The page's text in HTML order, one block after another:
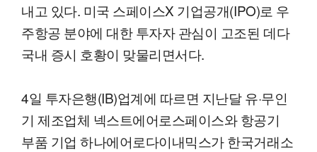
내고 있다. 미국 스페이스X 기업공개(IPO)로 우
주항공 분야에 대한 투자자 관심이 고조된 데다
국내 증시 호황이 맞물리면서다.
4일 투자은행(IB)업계에 따르면 지난달 유·무인
기 제조업체 넥스트에어로스페이스와 항공기
부품 기업 하나에어로다이내믹스가 한국거래소